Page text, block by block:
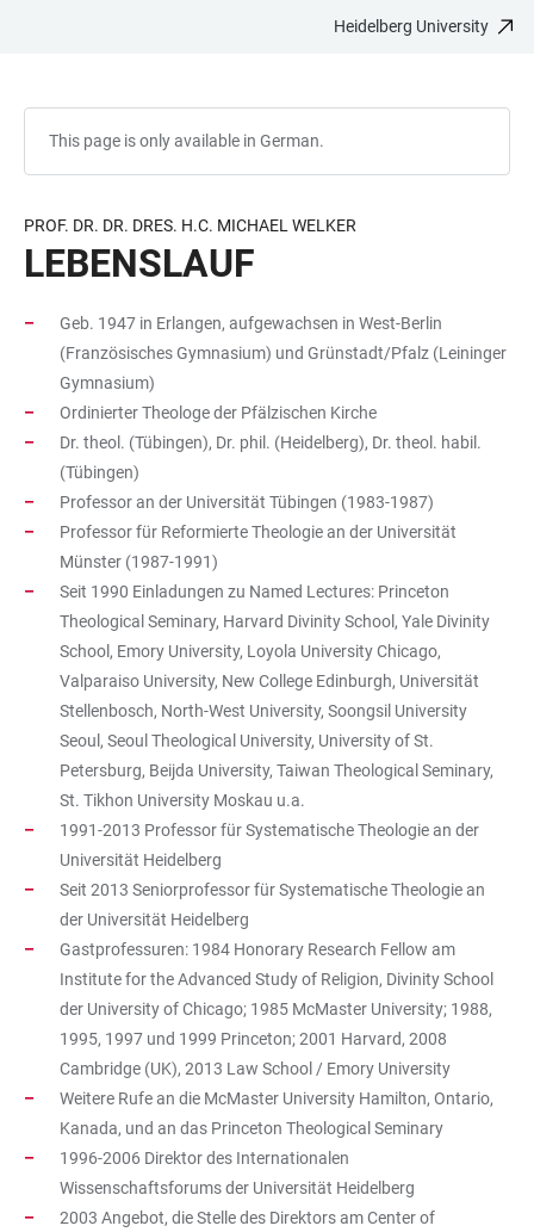
Heidelberg University
This page is only available in German.
PROF. DR. DR. DRES. H.C. MICHAEL WELKER
LEBENSLAUF
Geb. 1947 in Erlangen, aufgewachsen in West-Berlin
(Französisches Gymnasium) und Grünstadt/Pfalz (Leininger
Gymnasium)
Ordinierter Theologe der Pfälzischen Kirche
Dr. theol. (Tübingen), Dr. phil. (Heidelberg), Dr. theol. habil.
(Tübingen)
Professor an der Universität Tübingen (1983-1987)
Professor für Reformierte Theologie an der Universität
Münster (1987-1991)
Seit 1990 Einladungen zu Named Lectures: Princeton
Theological Seminary, Harvard Divinity School, Yale Divinity
School, Emory University, Loyola University Chicago,
Valparaiso University, New College Edinburgh, Universität
Stellenbosch, North-West University, Soongsil University
Seoul, Seoul Theological University, University of St.
Petersburg, Beijda University, Taiwan Theological Seminary,
St. Tikhon University Moskau u.a.
1991-2013 Professor für Systematische Theologie an der
Universität Heidelberg
Seit 2013 Seniorprofessor für Systematische Theologie an
der Universität Heidelberg
Gastprofessuren: 1984 Honorary Research Fellow am
Institute for the Advanced Study of Religion, Divinity School
der University of Chicago; 1985 McMaster University; 1988,
1995, 1997 und 1999 Princeton; 2001 Harvard, 2008
Cambridge (UK), 2013 Law School / Emory University
Weitere Rufe an die McMaster University Hamilton, Ontario,
Kanada, und an das Princeton Theological Seminary
1996-2006 Direktor des Internationalen
Wissenschaftsforums der Universität Heidelberg
2003 Angebot, die Stelle des Direktors am Center of